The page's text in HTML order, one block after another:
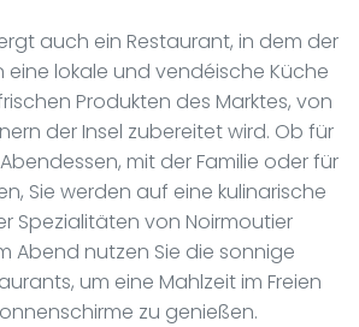
auch ein Restaurant, in dem der
eine lokale und vendéische Küche
Produkten des Marktes, von
der Insel zubereitet wird. Ob für
mit der Familie oder für
Sie werden auf eine kulinarische
Spezialitäten von Noirmoutier
Abend nutzen Sie die sonnige
um eine Mahlzeit im Freien
zu genießen.